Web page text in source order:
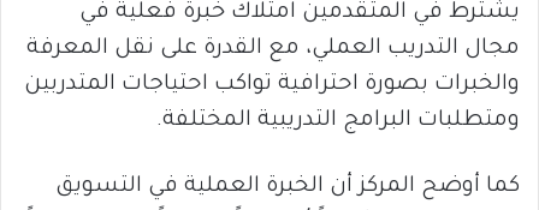
يشترط في المتقدمين امتلاك خبرة فعلية في
مجال التدريب العملي، مع القدرة على نقل المعرفة
والخبرات بصورة احترافية تواكب احتياجات المتدربين
ومتطلبات البرامج التدريبية المختلفة.
كما أوضح المركز أن الخبرة العملية في التسويق